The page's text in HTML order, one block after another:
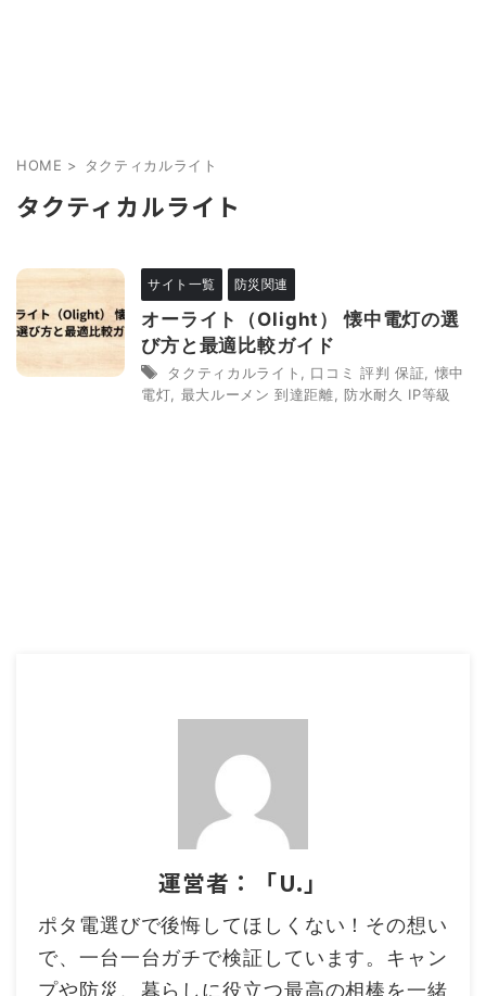
HOME > タクティカルライト
タクティカルライト
サイト一覧 防災関連
オーライト（Olight） 懐中電灯の選
び方と最適比較ガイド
タクティカルライト 口コミ 評判 保証
懐中
電灯
最大ルーメン 到達距離 ,防水耐久 IP等級
運営者：「U.」
ポタ電選びで後悔してほしくない！その想い
で、一台一台ガチで検証しています。キャン
プや防災、暮らしに役立つ最高の相棒を一緒